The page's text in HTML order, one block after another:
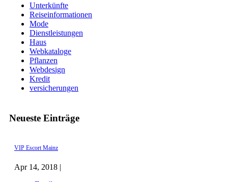
Unterkünfte
Reiseinformationen
Mode
Dienstleistungen
Haus
Webkataloge
Pflanzen
Webdesign
Kredit
versicherungen
Neueste Einträge
VIP Escort Mainz
Apr 14, 2018 |